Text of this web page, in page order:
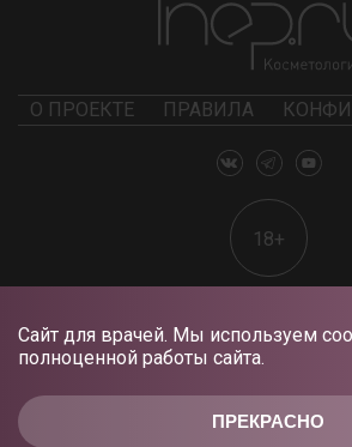
ПРЕКРАСНО
Сайт для врачей. Мы используем
полноценной работы сайта.
О ПРОЕКТЕ ПРАВИЛА
18+